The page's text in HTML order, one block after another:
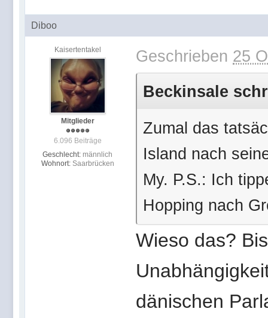
Diboo
Kaisertentakel
Mitglieder
6.096 Beiträge
Geschlecht: männlich
Wohnort: Saarbrücken
Geschrieben 25
Beckinsale
Zumal das
Island nach
My. P.S.: Ich
Hopping nach
Wieso das?
dänischen